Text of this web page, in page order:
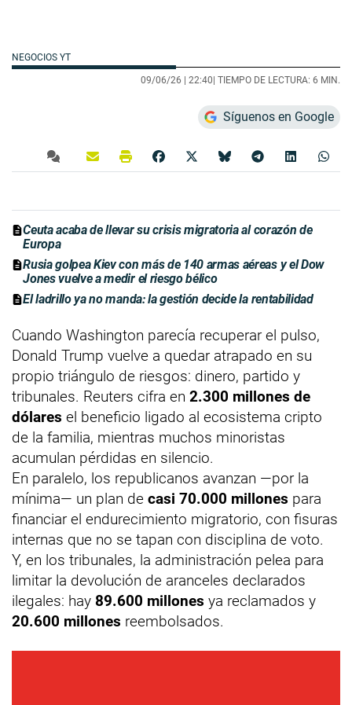
NEGOCIOS YT
09/06/26 | 22:40| TIEMPO DE LECTURA: 6 MIN.
Síguenos en Google
Ceuta acaba de llevar su crisis migratoria al corazón de
Europa
Rusia golpea Kiev con más de 140 armas aéreas y el Dow
Jones vuelve a medir el riesgo bélico
El ladrillo ya no manda: la gestión decide la rentabilidad
Cuando Washington parecía recuperar el pulso,
Donald Trump vuelve a quedar atrapado en su
propio triángulo de riesgos: dinero, partido y
tribunales. Reuters cifra en 2.300 millones de
dólares el beneficio ligado al ecosistema cripto
de la familia, mientras muchos minoristas
acumulan pérdidas en silencio.
En paralelo, los republicanos avanzan —por la
mínima— un plan de casi 70.000 millones para
financiar el endurecimiento migratorio, con fisuras
internas que no se tapan con disciplina de voto.
Y, en los tribunales, la administración pelea para
limitar la devolución de aranceles declarados
ilegales: hay 89.600 millones ya reclamados y
20.600 millones reembolsados.